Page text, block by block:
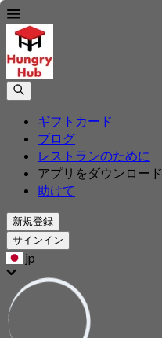
ギフトカード
ブログ
レストランのために
アプリをダウンロード
助けて
新規登録
サインイン
jp